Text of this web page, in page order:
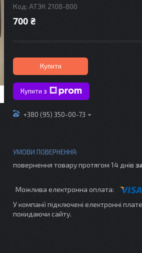
Код: АТЭК 2108-800
700 ₴
Купити
Купити з
+380 (95) 350-00-73
повернення товару протягом 14 днів
У компанії підключені електронні
покидаючи сайту.